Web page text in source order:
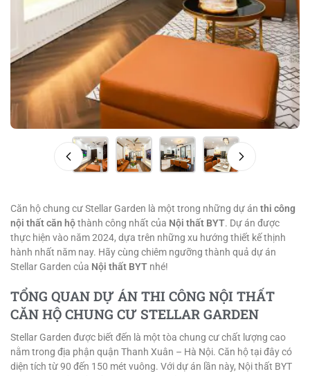
Căn hộ chung cư Stellar Garden là một trong những dự án thi công
nội thất căn hộthành công nhất của Nội thất BYT. Dự án được
thực hiện vào năm 2024, dựa trên những xu hướng thiết kế thịnh
hành nhất năm nay. Hãy cùng chiêm ngưỡng thành quả dự án
Stellar Garden của Nội thất BYT nhé!
TỔNG QUAN DỰ ÁN THI CÔNG NỘI THẤT
CĂN HỘ CHUNG CƯ STELLAR GARDEN
Stellar Garden được biết đến là một tòa chung cư chất lượng cao
nằm trong địa phận quận Thanh Xuân – Hà Nội. Căn hộ tại đây có
diện tích từ 90 đến 150 mét vuông. Với dự án lần này, Nội thất BYT